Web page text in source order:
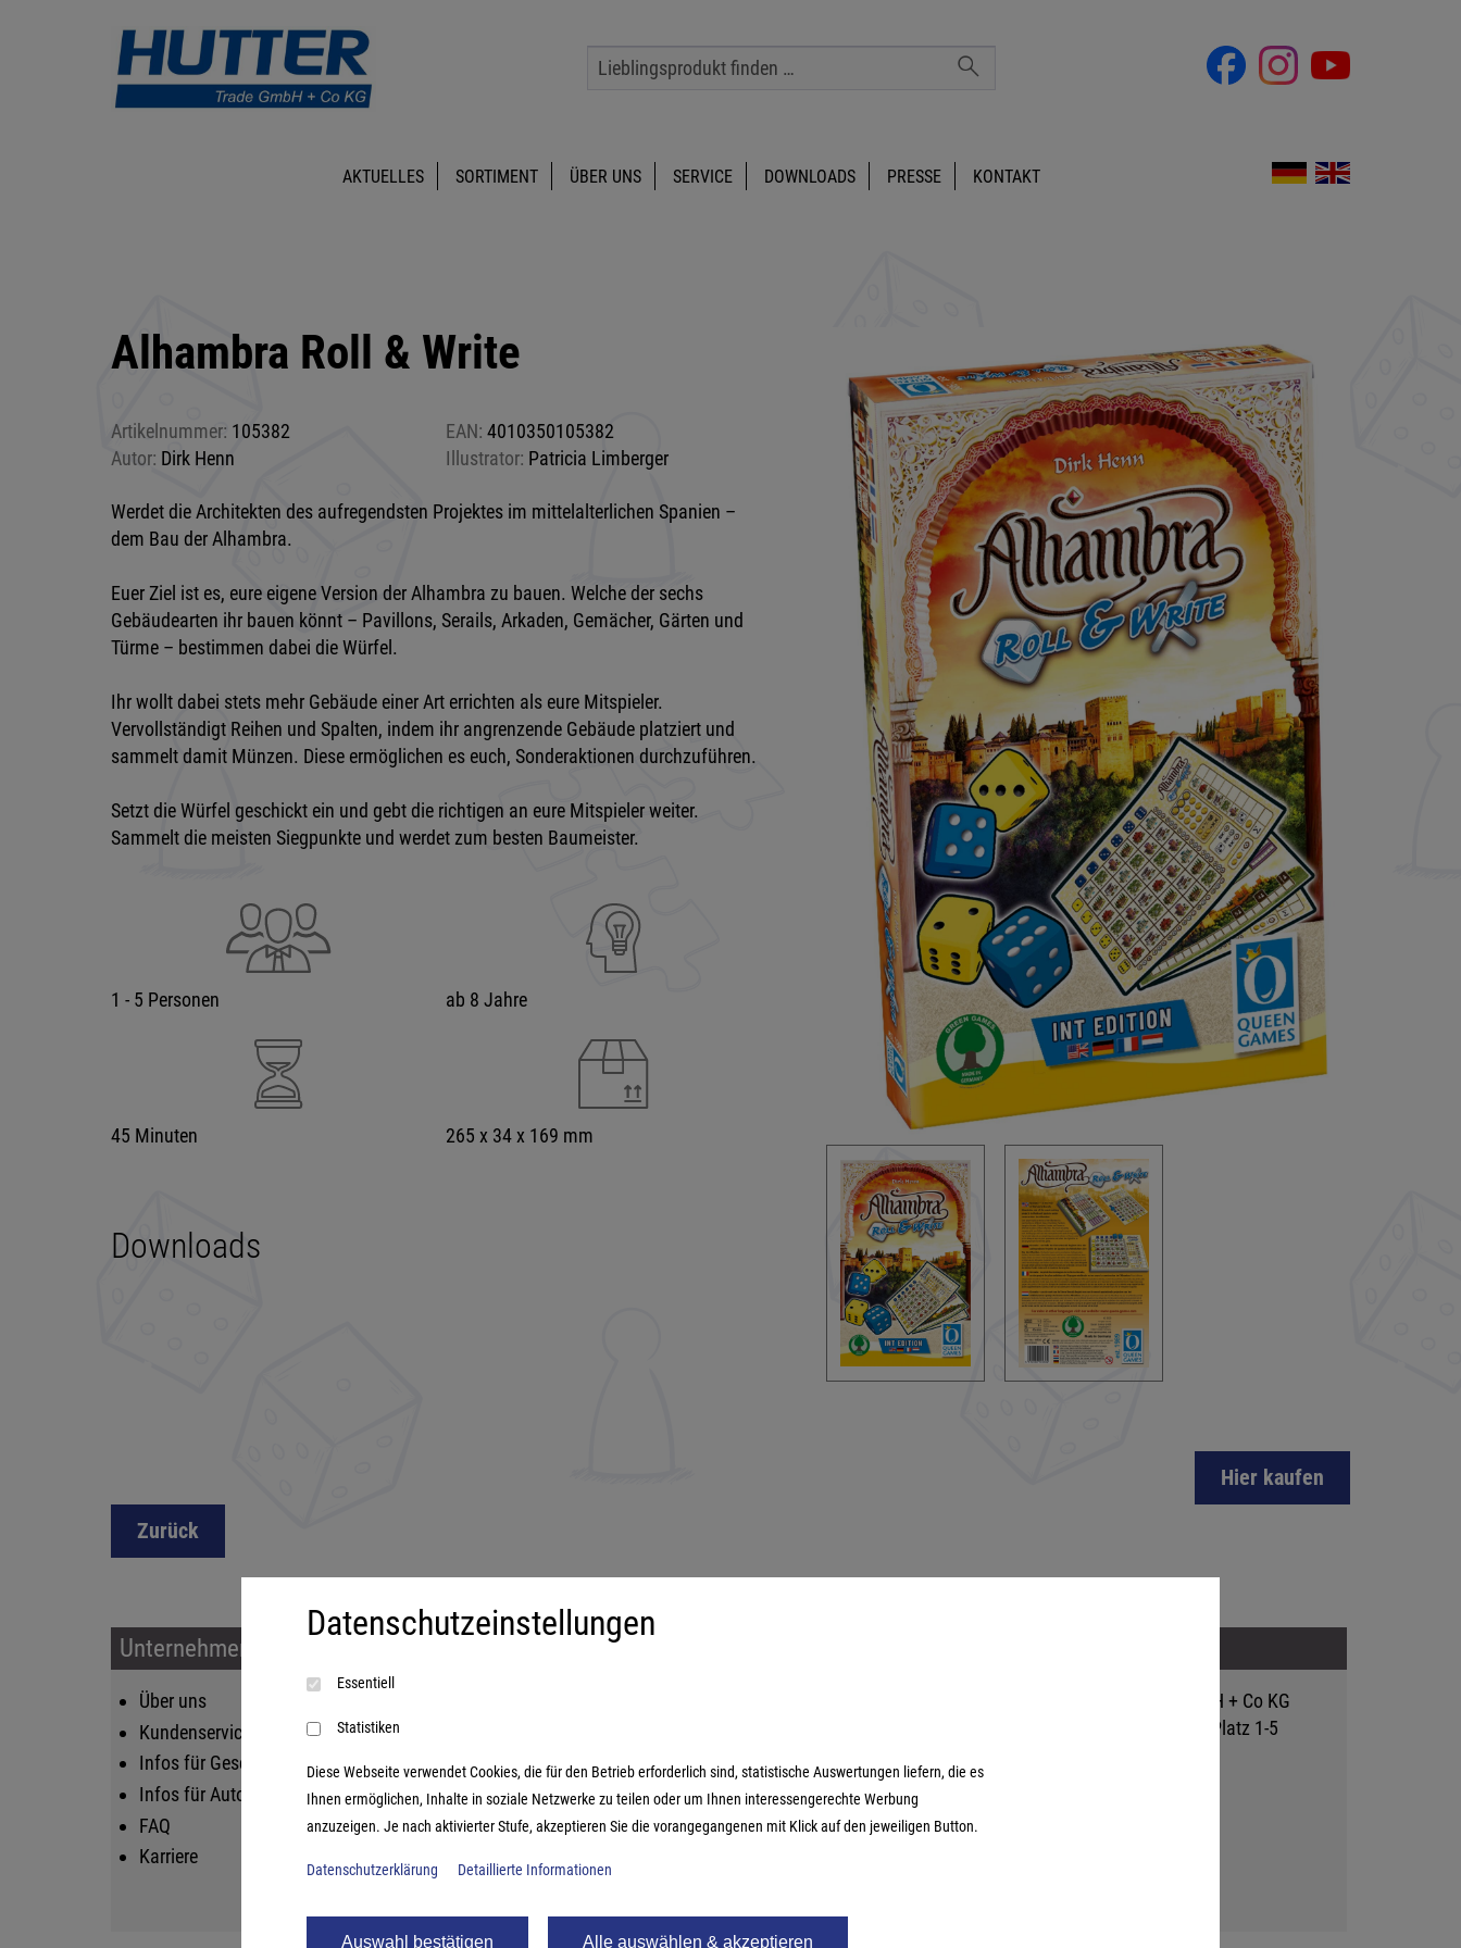
AKTUELLES SORTIMENT ÜBER UNS SERVICE DOWNLOADS PRESSE KONTAKT
Alhambra Roll & Write
Artikelnummer: 105382 EAN: 4010350105382
Autor: Dirk Henn Illustrator: Patricia Limberger
Werdet die Architekten des aufregendsten Projektes im mittelalterlichen Spanien –
dem Bau der Alhambra.
Euer Ziel ist es, eure eigene Version der Alhambra zu bauen. Welche der sechs
Gebäudearten ihr bauen könnt – Pavillons, Serails, Arkaden, Gemächer, Gärten und
Türme – bestimmen dabei die Würfel.
Ihr wollt dabei stets mehr Gebäude einer Art errichten als eure Mitspieler.
Vervollständigt Reihen und Spalten, indem ihr angrenzende Gebäude platziert und
sammelt damit Münzen. Diese ermöglichen es euch, Sonderaktionen durchzuführen.
Setzt die Würfel geschickt ein und gebt die richtigen an eure Mitspieler weiter.
Sammelt die meisten Siegpunkte und werdet zum besten Baumeister.
1 - 5 Personen ab 8 Jahre
45 Minuten 265 x 34 x 169 mm
Downloads
Hier kaufen
Zurück
Unternehmen & Service
Über uns
Kundenservice
Infos für Geschäftskunden
Infos für Autoren
FAQ
Karriere
Strategiespiele
Lifestyle-Spiele
Logikspiele
Datenschutzerklärung
Hutter Trade GmbH + Co KG
Bgm.-Landmann-Platz 1-5
Datenschutzeinstellungen
Essentiell
Statistiken
Diese Webseite verwendet Cookies, die für den Betrieb erforderlich sind, statistische Auswertungen liefern, die es
Ihnen ermöglichen, Inhalte in soziale Netzwerke zu teilen oder um Ihnen interessengerechte Werbung
anzuzeigen. Je nach aktivierter Stufe, akzeptieren Sie die vorangegangenen mit Klick auf den jeweiligen Button.
Datenschutzerklärung Detaillierte Informationen
Auswahl bestätigen Alle auswählen & akzeptieren